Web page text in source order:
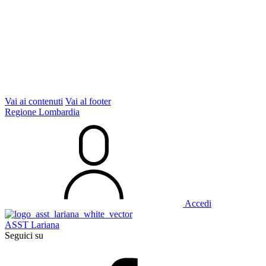
Vai ai contenuti Vai al footer
Regione Lombardia
Accedi
ASST Lariana
Seguici su